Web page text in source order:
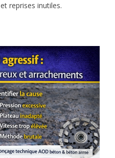
reprises inutiles.